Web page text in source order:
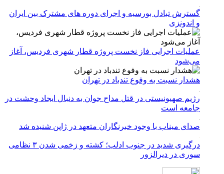
گسترش تبادل بورسیه و اجرای دوره های مشترک بین ایران
و اندونزی
عملیات اجرایی فاز نخست پروژه قطار شهری فردیس، آغاز
می‌شود
هشدار نسبت به وفوع تندباد در تهران
رژیم صهیونیستی در قتل مداح جوان به دنبال ایجاد وحشت در
جامعه است
صدای میناب با وجود خبرنگاران متعهد در ژاپن شنیده شد
درگیری شدید در جنوب ادلب؛ کشته و زخمی شدن ۳ نظامی
سوری در دیرالزور